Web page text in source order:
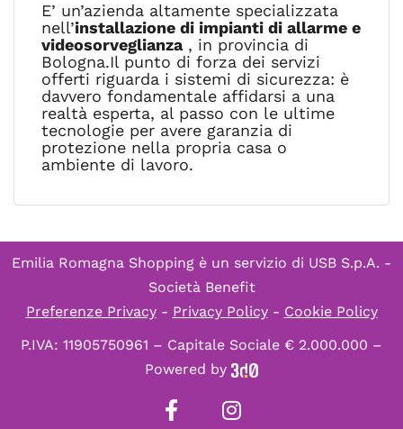
E’ un’azienda altamente specializzata
nell’installazione di impianti di allarme e
videosorveglianza, in provincia di
Bologna.Il punto di forza dei servizi
offerti riguarda i sistemi di sicurezza: è
davvero fondamentale affidarsi a una
realtà esperta, al passo con le ultime
tecnologie per avere garanzia di
protezione nella propria casa o
ambiente di lavoro.
Emilia Romagna Shopping è un servizio di USB S.p.A. -
Società Benefit
Preferenze Privacy- Privacy Policy- Cookie Policy
P.IVA: 11905750961 – Capitale Sociale € 2.000.000 –
Powered by